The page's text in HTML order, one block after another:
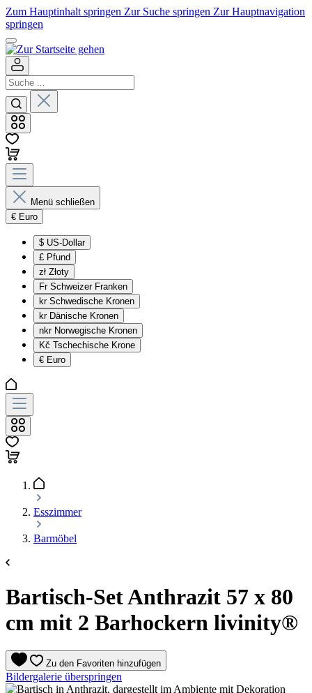
Zum Hauptinhalt springen Zur Suche springen Zur Hauptnavigation
springen
Menü schließen
€ Euro
$ US-Dollar
£ Pfund
zł Złoty
Fr Schweizer Franken
kr Schwedische Kronen
kr Dänische Kronen
nkr Norwegische Kronen
Kč Tschechische Krone
€ Euro
Esszimmer
Barmöbel
Bartisch-Set Anthrazit 57 x 80
cm mit 2 Barhockern livinity®
Zu den Favoriten hinzufügen
Bildergalerie überspringen